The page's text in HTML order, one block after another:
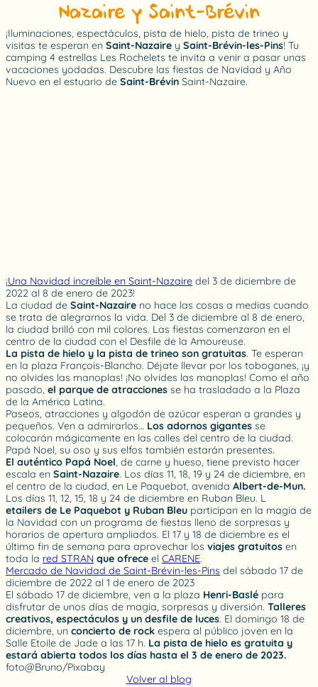
Nazaire y Saint-Brévin
¡Iluminaciones, espectáculos, pista de hielo, pista de trineo y
visitas te esperan en Saint-Nazaire y Saint-Brévin-les-Pins! Tu
camping 4 estrellas Les Rochelets te invita a venir a pasar unas
vacaciones yodadas. Descubre las fiestas de Navidad y Año
Nuevo en el estuario de Saint-Brévin Saint-Nazaire.
¡Una Navidad increíble en Saint-Nazaire del 3 de diciembre de
2022 al 8 de enero de 2023!
La ciudad de Saint-Nazaire no hace las cosas a medias cuando
se trata de alegrarnos la vida. Del 3 de diciembre al 8 de enero,
la ciudad brilló con mil colores. Las fiestas comenzaron en el
centro de la ciudad con el Desfile de la Amoureuse.
La pista de hielo y la pista de trineo son gratuitas. Te esperan
en la plaza François-Blancho. Déjate llevar por los toboganes, ¡y
no olvides las manoplas! ¡No olvides las manoplas! Como el año
pasado, el parque de atracciones se ha trasladado a la Plaza
de la América Latina.
Paseos, atracciones y algodón de azúcar esperan a grandes y
pequeños. Ven a admirarlos… Los adornos gigantes se
colocarán mágicamente en las calles del centro de la ciudad.
Papá Noel, su oso y sus elfos también estarán presentes.
El auténtico Papá Noel, de carne y hueso, tiene previsto hacer
escala en Saint-Nazaire. Los días 11, 18, 19 y 24 de diciembre, en
el centro de la ciudad, en Le Paquebot, avenida Albert-de-Mun.
Los días 11, 12, 15, 18 y 24 de diciembre en Ruban Bleu. L
etailers de Le Paquebot y Ruban Bleu participan en la magia de
la Navidad con un programa de fiestas lleno de sorpresas y
horarios de apertura ampliados. El 17 y 18 de diciembre es el
último fin de semana para aprovechar los viajes gratuitos en
toda la red STRAN que ofrece el CARENE.
Mercado de Navidad de Saint-Brévin-les-Pins del sábado 17 de
diciembre de 2022 al 1 de enero de 2023
El sábado 17 de diciembre, ven a la plaza Henri-Baslé para
disfrutar de unos días de magia, sorpresas y diversión. Talleres
creativos, espectáculos y un desfile de luces. El domingo 18 de
diciembre, un concierto de rock espera al público joven en la
Salle Etoile de Jade a las 17 h. La pista de hielo es gratuita y
estará abierta todos los días hasta el 3 de enero de 2023.
foto@Bruno/Pixabay
Volver al blog